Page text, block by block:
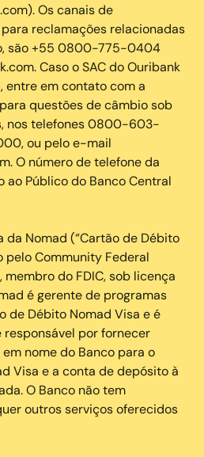
Os canais de
reclamações relacionadas
são +55 0800-775-0404
Caso o SAC do Ouribank
entre em contato com a
questões de câmbio sob
nos telefones 0800-603-
ou pelo e-mail
O número de telefone da
Público do Banco Central
Nomad (“Cartão de Débito
pelo Community Federal
membro do FDIC, sob licença
é gerente de programas
de Débito Nomad Visa e é
por fornecer
nome do Banco para o
Visa e a conta de depósito à
O Banco não tem
outros serviços oferecidos